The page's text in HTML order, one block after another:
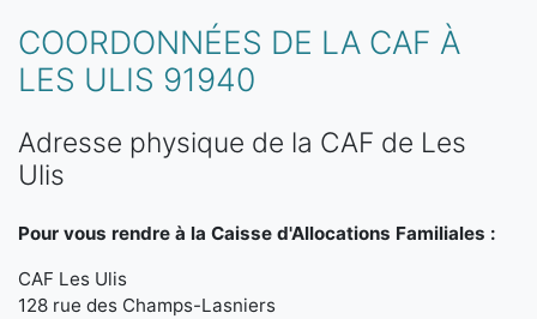
COORDONNÉES DE LA CAF À
LES ULIS 91940
Adresse physique de la CAF de Les
Ulis
Pour vous rendre à la Caisse d'Allocations Familiales :
CAF Les Ulis
128 rue des Champs-Lasniers